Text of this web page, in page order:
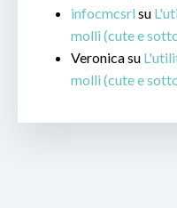
infocmcsrl su
molli (cute e
Veronicasu
molli (cute e